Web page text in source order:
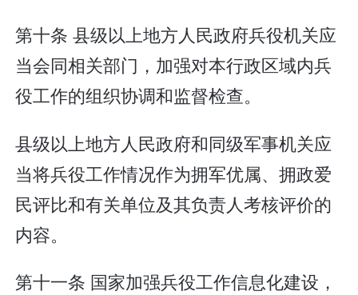
第十条 县级以上地方人民政府兵役机关应
当会同相关部门，加强对本行政区域内兵
役工作的组织协调和监督检查。
县级以上地方人民政府和同级军事机关应
当将兵役工作情况作为拥军优属、拥政爱
民评比和有关单位及其负责人考核评价的
内容。
第十一条 国家加强兵役工作信息化建设，